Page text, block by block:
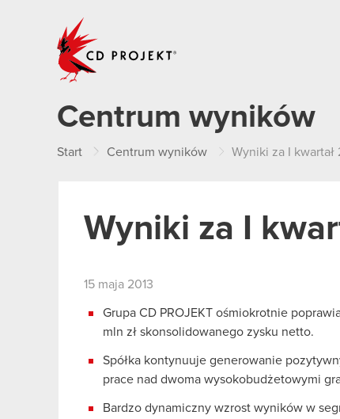
Centrum wyników
Start Centrum wyników Wyniki za I kwartał
Wyniki za I
15 maja 2013
Grupa CD PROJEKT ośmiokrotnie
mln zł skonsolidowanego zysku netto.
Spółka kontynuuje generowanie
prace nad dwoma wysokobudżetowymi
Bardzo dynamiczny wzrost wyników w